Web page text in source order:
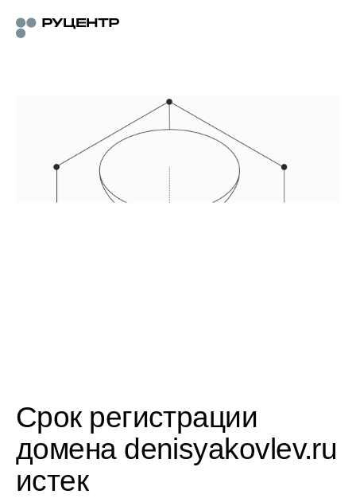
Срок регистрации
домена denisyakovlev.ru
истек